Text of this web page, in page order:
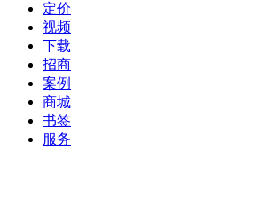
定价
视频
下载
招商
案例
商城
书签
服务